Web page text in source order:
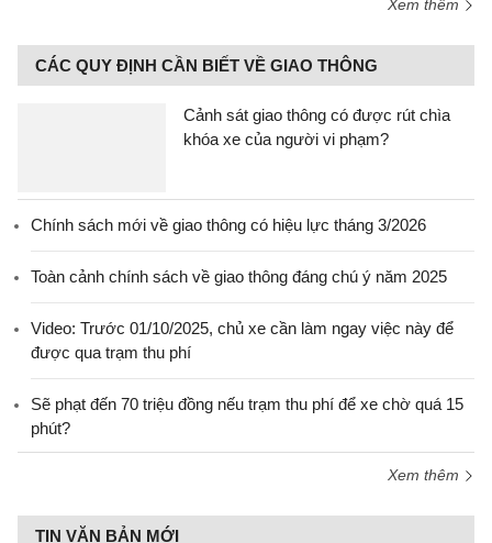
Xem thêm
CÁC QUY ĐỊNH CẦN BIẾT VỀ GIAO THÔNG
Cảnh sát giao thông có được rút chìa
khóa xe của người vi phạm?
Chính sách mới về giao thông có hiệu lực tháng 3/2026
Toàn cảnh chính sách về giao thông đáng chú ý năm 2025
Video: Trước 01/10/2025, chủ xe cần làm ngay việc này để
được qua trạm thu phí
Sẽ phạt đến 70 triệu đồng nếu trạm thu phí để xe chờ quá 15
phút?
Xem thêm
TIN VĂN BẢN MỚI